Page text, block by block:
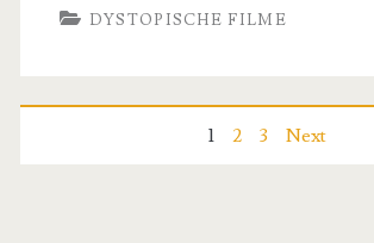
Legend
DYSTOPISCHE FILME
1 2 3 Next